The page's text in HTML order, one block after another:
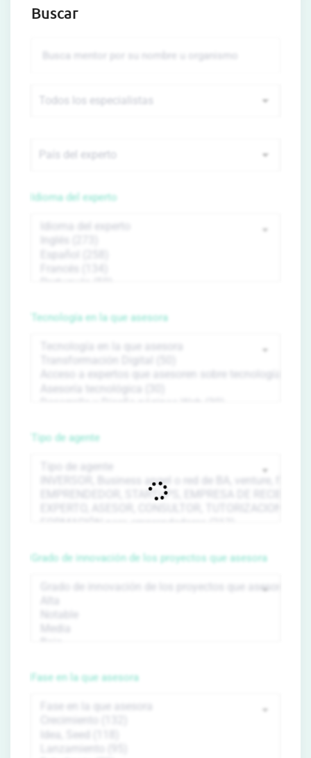
Buscar
Idioma del experto
Tecnología en la que asesora
Tipo de agente
Grado de innovación de los proyectos que asesora
Fase en la que asesora